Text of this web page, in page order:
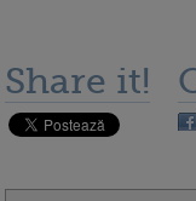
Share it!